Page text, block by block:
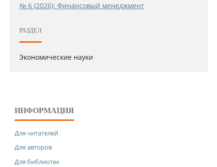
№ 6 (2026): Финансовый менеджмент
РАЗДЕЛ
Экономические науки
ИНФОРМАЦИЯ
Для читателей
Для авторов
Для библиотек